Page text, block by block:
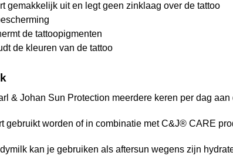
gemakkelijk uit en legt geen zinklaag over de tattoo
de tattoopigmenten
de kleuren van de tattoo
& Johan Sun Protection meerdere keren per dag
gebruikt worden of in combinatie met C&J® CARE
kan je gebruiken als aftersun wegens zijn